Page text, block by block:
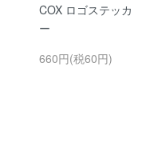
COX ロゴステッカ
ー
660円(税60円)